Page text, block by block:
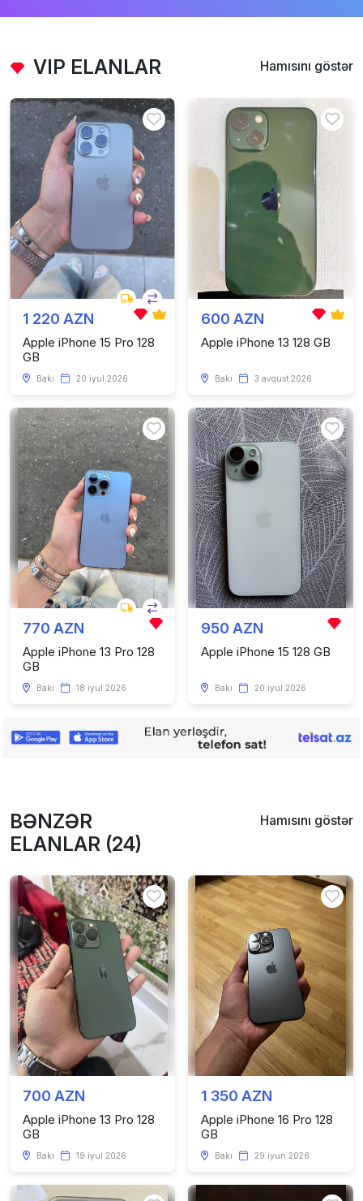
VIP ELANLAR Hamısını göstər
1 220 AZN
Apple iPhone 15 Pro 128
GB
Bakı 20 iyul 2026
600 AZN
Apple iPhone 13 128 GB
Bakı 3 avqust 2026
770 AZN
Apple iPhone 13 Pro 128
GB
Bakı 18 iyul 2026
950 AZN
Apple iPhone 15 128 GB
Bakı 20 iyul 2026
BƏNZƏR
ELANLAR (24)
Hamısını göstər
700 AZN
Apple iPhone 13 Pro 128
GB
Bakı 19 iyul 2026
1 350 AZN
Apple iPhone 16 Pro 128
GB
Bakı 29 iyun 2026